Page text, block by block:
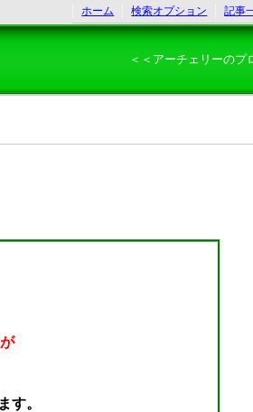
ホーム 検索オプション 記事
＜＜アーチェリーの
。